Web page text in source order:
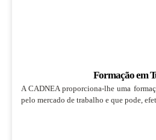
Formação em
A CADNEA proporciona-lhe uma
pelo mercado de trabalho e que pode,